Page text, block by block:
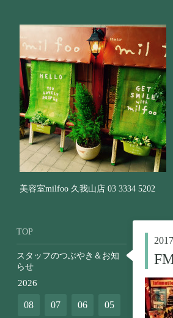
美容室milfoo 久我山店 03 3334 5202
TOP
スタッフのつぶやき＆お知
らせ
2026
08 07 06 05